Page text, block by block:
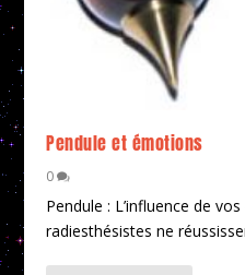
Pendule et émotions
0
Pendule : L’influence de
radiesthésistes ne